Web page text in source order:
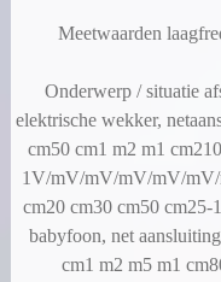
Meetwaarden
Onderwerp / situatie
elektrische wekker,
cm50 cm1 m2 m1
1V/mV/mV/mV/mV/mV/
cm20 cm30 cm50
babyfoon, net
cm1 m2 m5 m1